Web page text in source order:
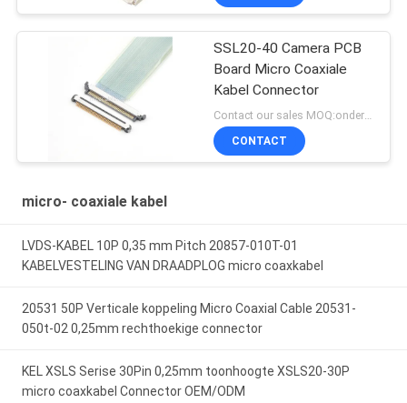
SSL20-40 Camera PCB
Board Micro Coaxiale
Kabel Connector
Contact our sales MOQ:onderhandelbaar
CONTACT
micro- coaxiale kabel
LVDS-KABEL 10P 0,35 mm Pitch 20857-010T-01
KABELVESTELING VAN DRAADPLOG micro coaxkabel
20531 50P Verticale koppeling Micro Coaxial Cable 20531-
050t-02 0,25mm rechthoekige connector
KEL XSLS Serise 30Pin 0,25mm toonhoogte XSLS20-30P
micro coaxkabel Connector OEM/ODM